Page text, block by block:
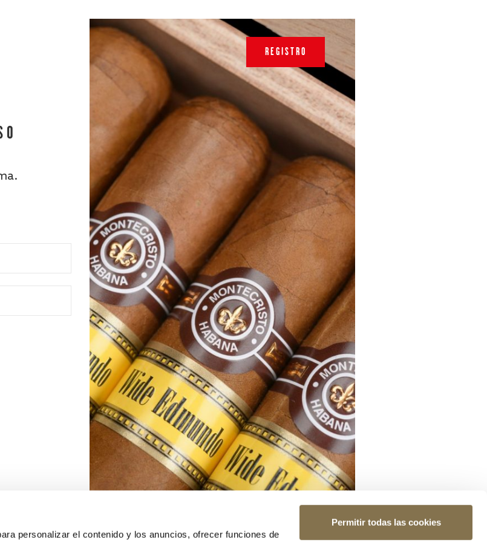
personalizar el contenido y los anuncios, ofrecer funciones de
Permitir todas las cookies
REGISTRO